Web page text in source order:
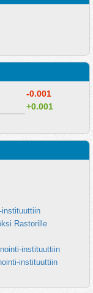
-0.001
+0.001
instituuttiin
Rastorille
instituuttiin
instituuttiin